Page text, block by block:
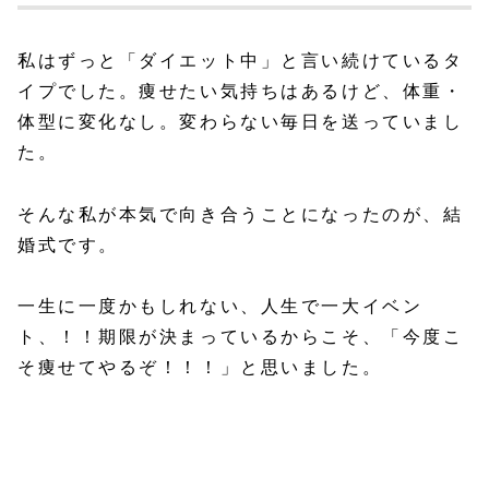
私はずっと「ダイエット中」と言い続けているタ
イプでした。痩せたい気持ちはあるけど、体重・
体型に変化なし。変わらない毎日を送っていまし
た。
そんな私が本気で向き合うことになったのが、結
婚式です。
一生に一度かもしれない、人生で一大イベン
ト、！！期限が決まっているからこそ、「今度こ
そ痩せてやるぞ！！！」と思いました。